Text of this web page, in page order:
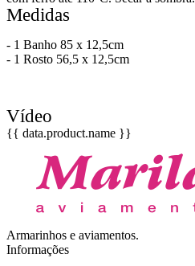
Medidas
- 1 Banho 85 x 12,5cm
- 1 Rosto 56,5 x 12,5cm
Vídeo
{{ data.product.name }}
Armarinhos e aviamentos.
Informações